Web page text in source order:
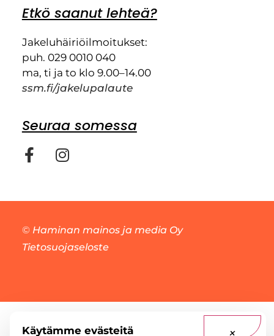
Etkö saanut lehteä?
Jakeluhäiriöilmoitukset:
puh. 029 0010 040
ma, ti ja to klo 9.00–14.00
ssm.fi/jakelupalaute
Seuraa somessa
© Haminan mainos ja media Oy
Tietosuojaseloste
Käytämme evästeitä